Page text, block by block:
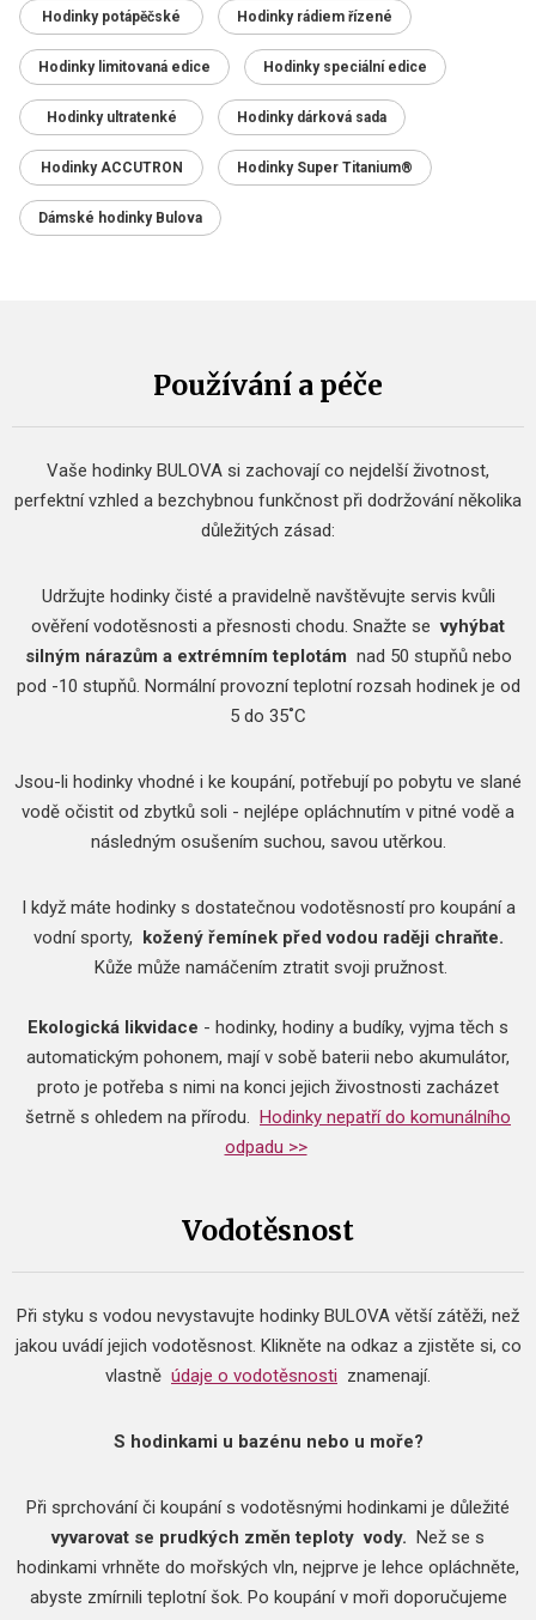
Hodinky potápěčské Hodinky rádiem řízené
Hodinky limitovaná edice Hodinky speciální edice
Hodinky ultratenké Hodinky dárková sada
Hodinky ACCUTRON Hodinky Super Titanium®
Dámské hodinky Bulova
Používání a péče
Vaše hodinky BULOVA si zachovají co nejdelší životnost,
perfektní vzhled a bezchybnou funkčnost při dodržování několika
důležitých zásad:
Udržujte hodinky čisté a pravidelně navštěvujte servis kvůli
ověření vodotěsnosti a přesnosti chodu. Snažte sevyhýbat
silným nárazům a extrémním teplotám nad 50 stupňů nebo
pod -10 stupňů. Normální provozní teplotní rozsah hodinek je od
5 do 35˚C
Jsou-li hodinky vhodné i ke koupání, potřebují po pobytu ve slané
vodě očistit od zbytků soli - nejlépe opláchnutím v pitné vodě a
následným osušením suchou, savou utěrkou.
I když máte hodinky s dostatečnou vodotěsností pro koupání a
vodní sporty, kožený řemínek před vodou raději chraňte.
Kůže může namáčením ztratit svoji pružnost.
Ekologická likvidace - hodinky, hodiny a budíky, vyjma těch s
automatickým pohonem, mají v sobě baterii nebo akumulátor,
proto je potřeba s nimi na konci jejich živostnosti zacházet
šetrně s ohledem na přírodu. Hodinky nepatří do komunálního
odpadu >>
Vodotěsnost
Při styku s vodou nevystavujte hodinky BULOVA větší zátěži, než
jakou uvádí jejich vodotěsnost. Klikněte na odkaz a zjistěte si, co
vlastně údaje o vodotěsnosti znamenají.
S hodinkami u bazénu nebo u moře?
Při sprchování či koupání s vodotěsnými hodinkami je důležité
vyvarovat se prudkých změn teploty vody. Než se s
hodinkami vrhněte do mořských vln, nejprve je lehce opláchněte,
abyste zmírnili teplotní šok. Po koupání v moři doporučujeme